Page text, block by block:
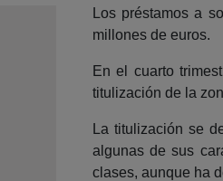
Los préstamos a
millones de euros.
En el cuarto
titulización de la
La titulización se
algunas de sus
clases, aunque ha